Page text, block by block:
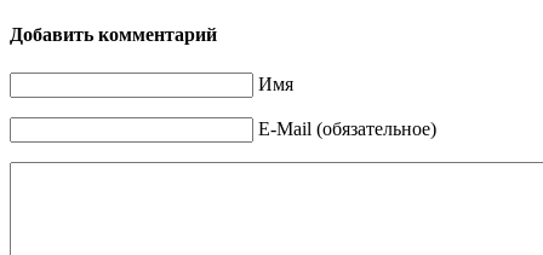
Добавить комментарий
Имя
E-Mail (обязательное)